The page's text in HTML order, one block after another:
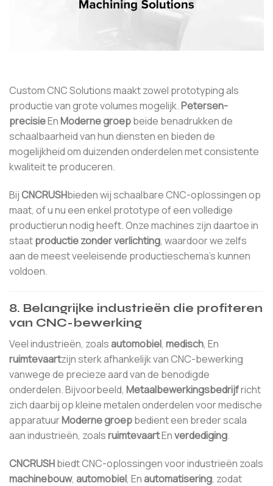
Custom CNC Solutions maakt zowel prototyping als
productie van grote volumes mogelijk.Petersen-
precisieEnModerne groepbeide benadrukken de
schaalbaarheid van hun diensten en bieden de
mogelijkheid om duizenden onderdelen met consistente
kwaliteit te produceren.
BijCNCRUSHbieden wij schaalbare CNC-oplossingen op
maat, of u nu een enkel prototype of een volledige
productierun nodig heeft. Onze machines zijn daartoe in
staatproductie zonder verlichting, waardoor we zelfs
aan de meest veeleisende productieschema's kunnen
voldoen.
8. Belangrijke industrieën die profiteren
van CNC-bewerking
Veel industrieën, zoals automobiel, medisch, En
ruimtevaartzijn sterk afhankelijk van CNC-bewerking
vanwege de precieze aard van de benodigde
onderdelen. Bijvoorbeeld, Metaalbewerkingsbedrijfricht
zich daarbij op kleine metalen onderdelen voor medische
apparatuurModerne groepbedient een breder scala
aan industrieën, zoalsruimtevaartEnverdediging.
CNCRUSHbiedt CNC-oplossingen voor industrieën zoals
machinebouw, automobiel, En automatisering, zodat